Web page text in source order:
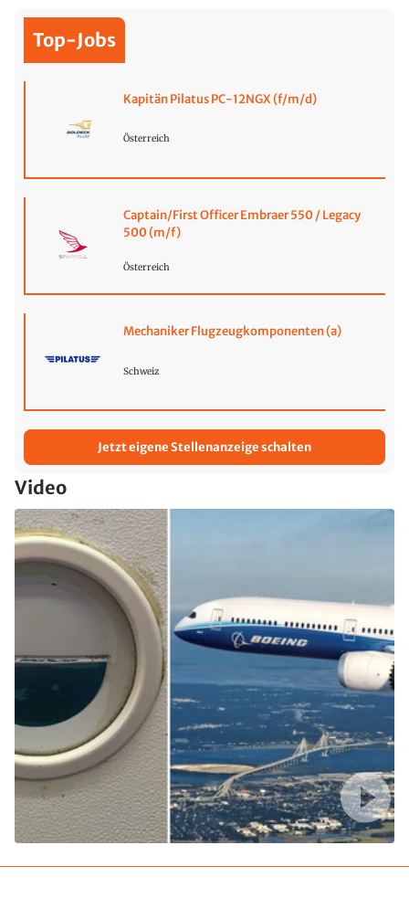
Top-Jobs
Kapitän Pilatus PC-12NGX (f/m/d)
Österreich
Captain/First Officer Embraer 550 / Legacy
500 (m/f)
Österreich
Mechaniker Flugzeugkomponenten (a)
Schweiz
Jetzt eigene Stellenanzeige schalten
Video